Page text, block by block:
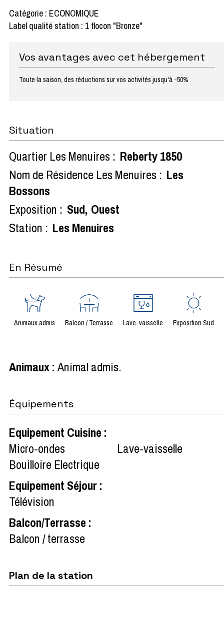
Catégorie : ECONOMIQUE
Label qualité station : 1 flocon "Bronze"
Vos avantages avec cet hébergement
Toute la saison, des réductions sur vos activités jusqu'à -50%
Situation
Quartier Les Menuires : Reberty 1850
Nom de Résidence Les Menuires : Les
Bossons
Exposition : Sud Ouest
Station : Les Menuires
En Résumé
Animaux admis Balcon / Terrasse Lave-vaisselle Exposition Sud
Animaux: Animal admis
Équipements
Equipement Cuisine :
Micro-ondes
Lave-vaisselle
Bouilloire Electrique
Equipement Séjour:
Télévision
Balcon/Terrasse :
Balcon / terrasse
Plan de la station